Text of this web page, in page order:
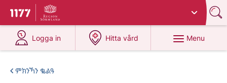
To start page for 1177
Du har valt region
Logga in
at 1177.se
Hitta vård
at 1177.se
Menu
ምክንኻን ቈልዓ